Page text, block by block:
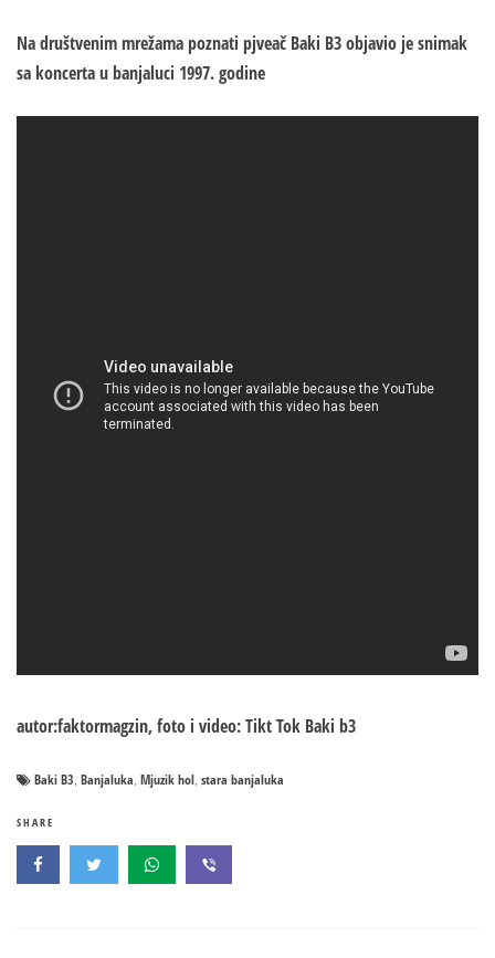
Na društvenim mrežama poznati pjveač Baki B3 objavio je snimak
sa koncerta u banjaluci 1997. godine
autor:faktormagzin, foto i video: Tikt Tok Baki b3
Baki B3, Banjaluka, Mjuzik hol, stara banjaluka
SHARE